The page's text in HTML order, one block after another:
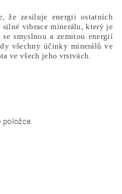
že zesiluje energii ostatních
silné vibrace minerálu, který je
smyslnou a zemitou energií
všechny účinky minerálů ve
ve všech jeho vrstvách.
položce.